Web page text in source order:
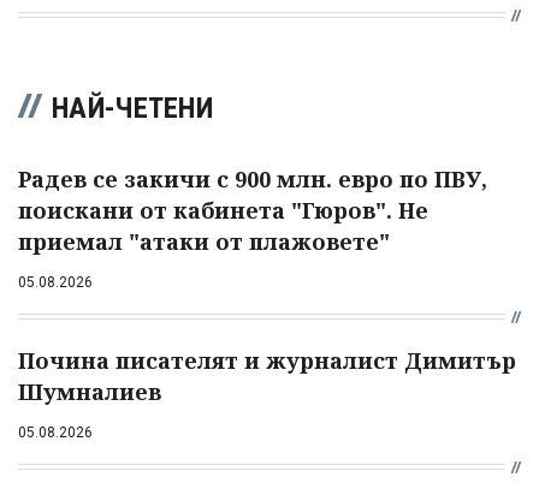
НАЙ-ЧЕТЕНИ
Радев се закичи с 900 млн. евро по ПВУ,
поискани от кабинета "Гюров". Не
приемал "атаки от плажовете"
05.08.2026
Почина писателят и журналист Димитър
Шумналиев
05.08.2026